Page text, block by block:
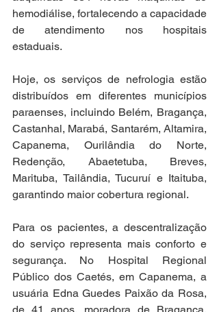
hemodiálise, fortalecendo a capacidade
de atendimento nos hospitais
estaduais.
Hoje, os serviços de nefrologia estão
distribuídos em diferentes municípios
paraenses, incluindo Belém, Bragança,
Castanhal, Marabá, Santarém, Altamira,
Capanema, Ourilândia do Norte,
Redenção, Abaetetuba, Breves,
Marituba, Tailândia, Tucuruí e Itaituba,
garantindo maior cobertura regional.
Para os pacientes, a descentralização
do serviço representa mais conforto e
segurança. No Hospital Regional
Público dos Caetés, em Capanema, a
usuária Edna Guedes Paixão da Rosa,